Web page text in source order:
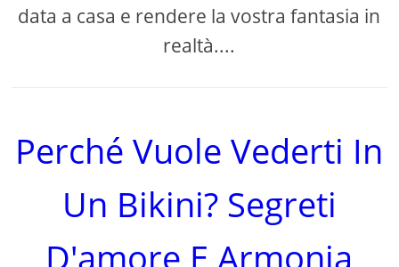
data a casa e rendere la vostra fantasia in
realtà....
Perché Vuole Vederti In
Un Bikini? Segreti
D'amore E Armonia